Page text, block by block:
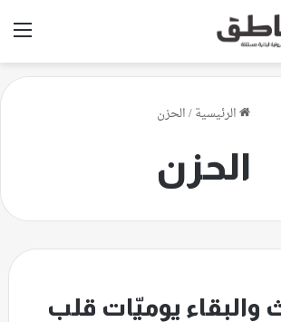
الرئيسية/الحزن
الحزن
والبقاء يوميّات قلب